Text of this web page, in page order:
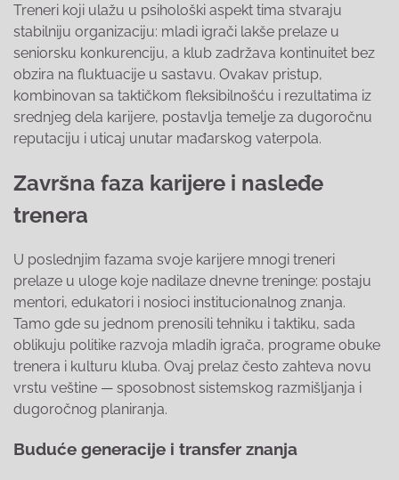
Treneri koji ulažu u psihološki aspekt tima stvaraju
stabilniju organizaciju: mladi igrači lakše prelaze u
seniorsku konkurenciju, a klub zadržava kontinuitet bez
obzira na fluktuacije u sastavu. Ovakav pristup,
kombinovan sa taktičkom fleksibilnošću i rezultatima iz
srednjeg dela karijere, postavlja temelje za dugoročnu
reputaciju i uticaj unutar mađarskog vaterpola.
Završna faza karijere i nasleđe
trenera
U poslednjim fazama svoje karijere mnogi treneri
prelaze u uloge koje nadilaze dnevne treninge: postaju
mentori, edukatori i nosioci institucionalnog znanja.
Tamo gde su jednom prenosili tehniku i taktiku, sada
oblikuju politike razvoja mladih igrača, programe obuke
trenera i kulturu kluba. Ovaj prelaz često zahteva novu
vrstu veštine — sposobnost sistemskog razmišljanja i
dugoročnog planiranja.
Buduće generacije i transfer znanja